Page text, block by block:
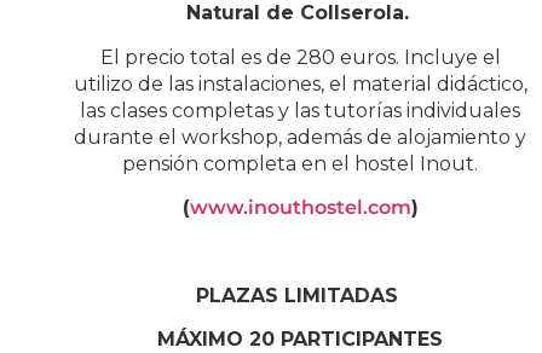
Natural de Collserola. ​
El precio total es de 280 euros. Incluye el
utilizo de las instalaciones, el material didáctico,
las clases completas y las tutorías individuales
durante el workshop, además de alojamiento y
pensión completa en el hostel Inout.
(www.inouthostel.com)
PLAZAS LIMITADAS
MÁXIMO 20 PARTICIPANTES